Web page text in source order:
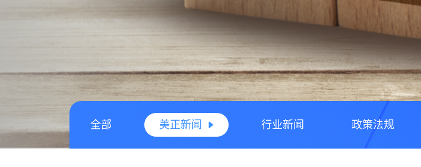
全部 美正新闻 行业新闻 政策法规